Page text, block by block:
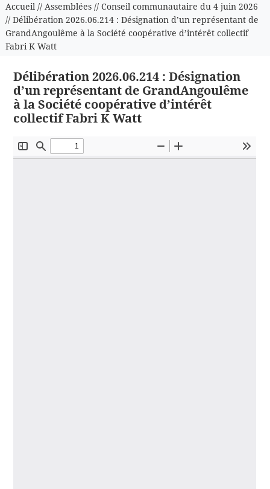
Accueil// Assemblées// Conseil communautaire du 4 juin 2026
// Délibération 2026.06.214 : Désignation d’un représentant de
GrandAngoulême à la Société coopérative d’intérêt collectif
Fabri K Watt
Délibération 2026.06.214 : Désignation
d’un représentant de GrandAngoulême
à la Société coopérative d’intérêt
collectif Fabri K Watt